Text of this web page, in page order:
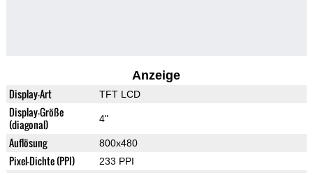
Anzeige
Display-Art TFT LCD
Display-Größe
(diagonal)
4"
Auflösung 800x480
Pixel-Dichte (PPI) 233 PPI